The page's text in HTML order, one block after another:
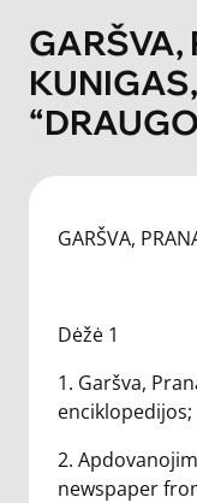
Archives
Periodicals
Books
Support Us
GARŠVA,
GARŠVA,
Dėžė 1
1. Garšva,
enciklopedijos;
2.
newspaper